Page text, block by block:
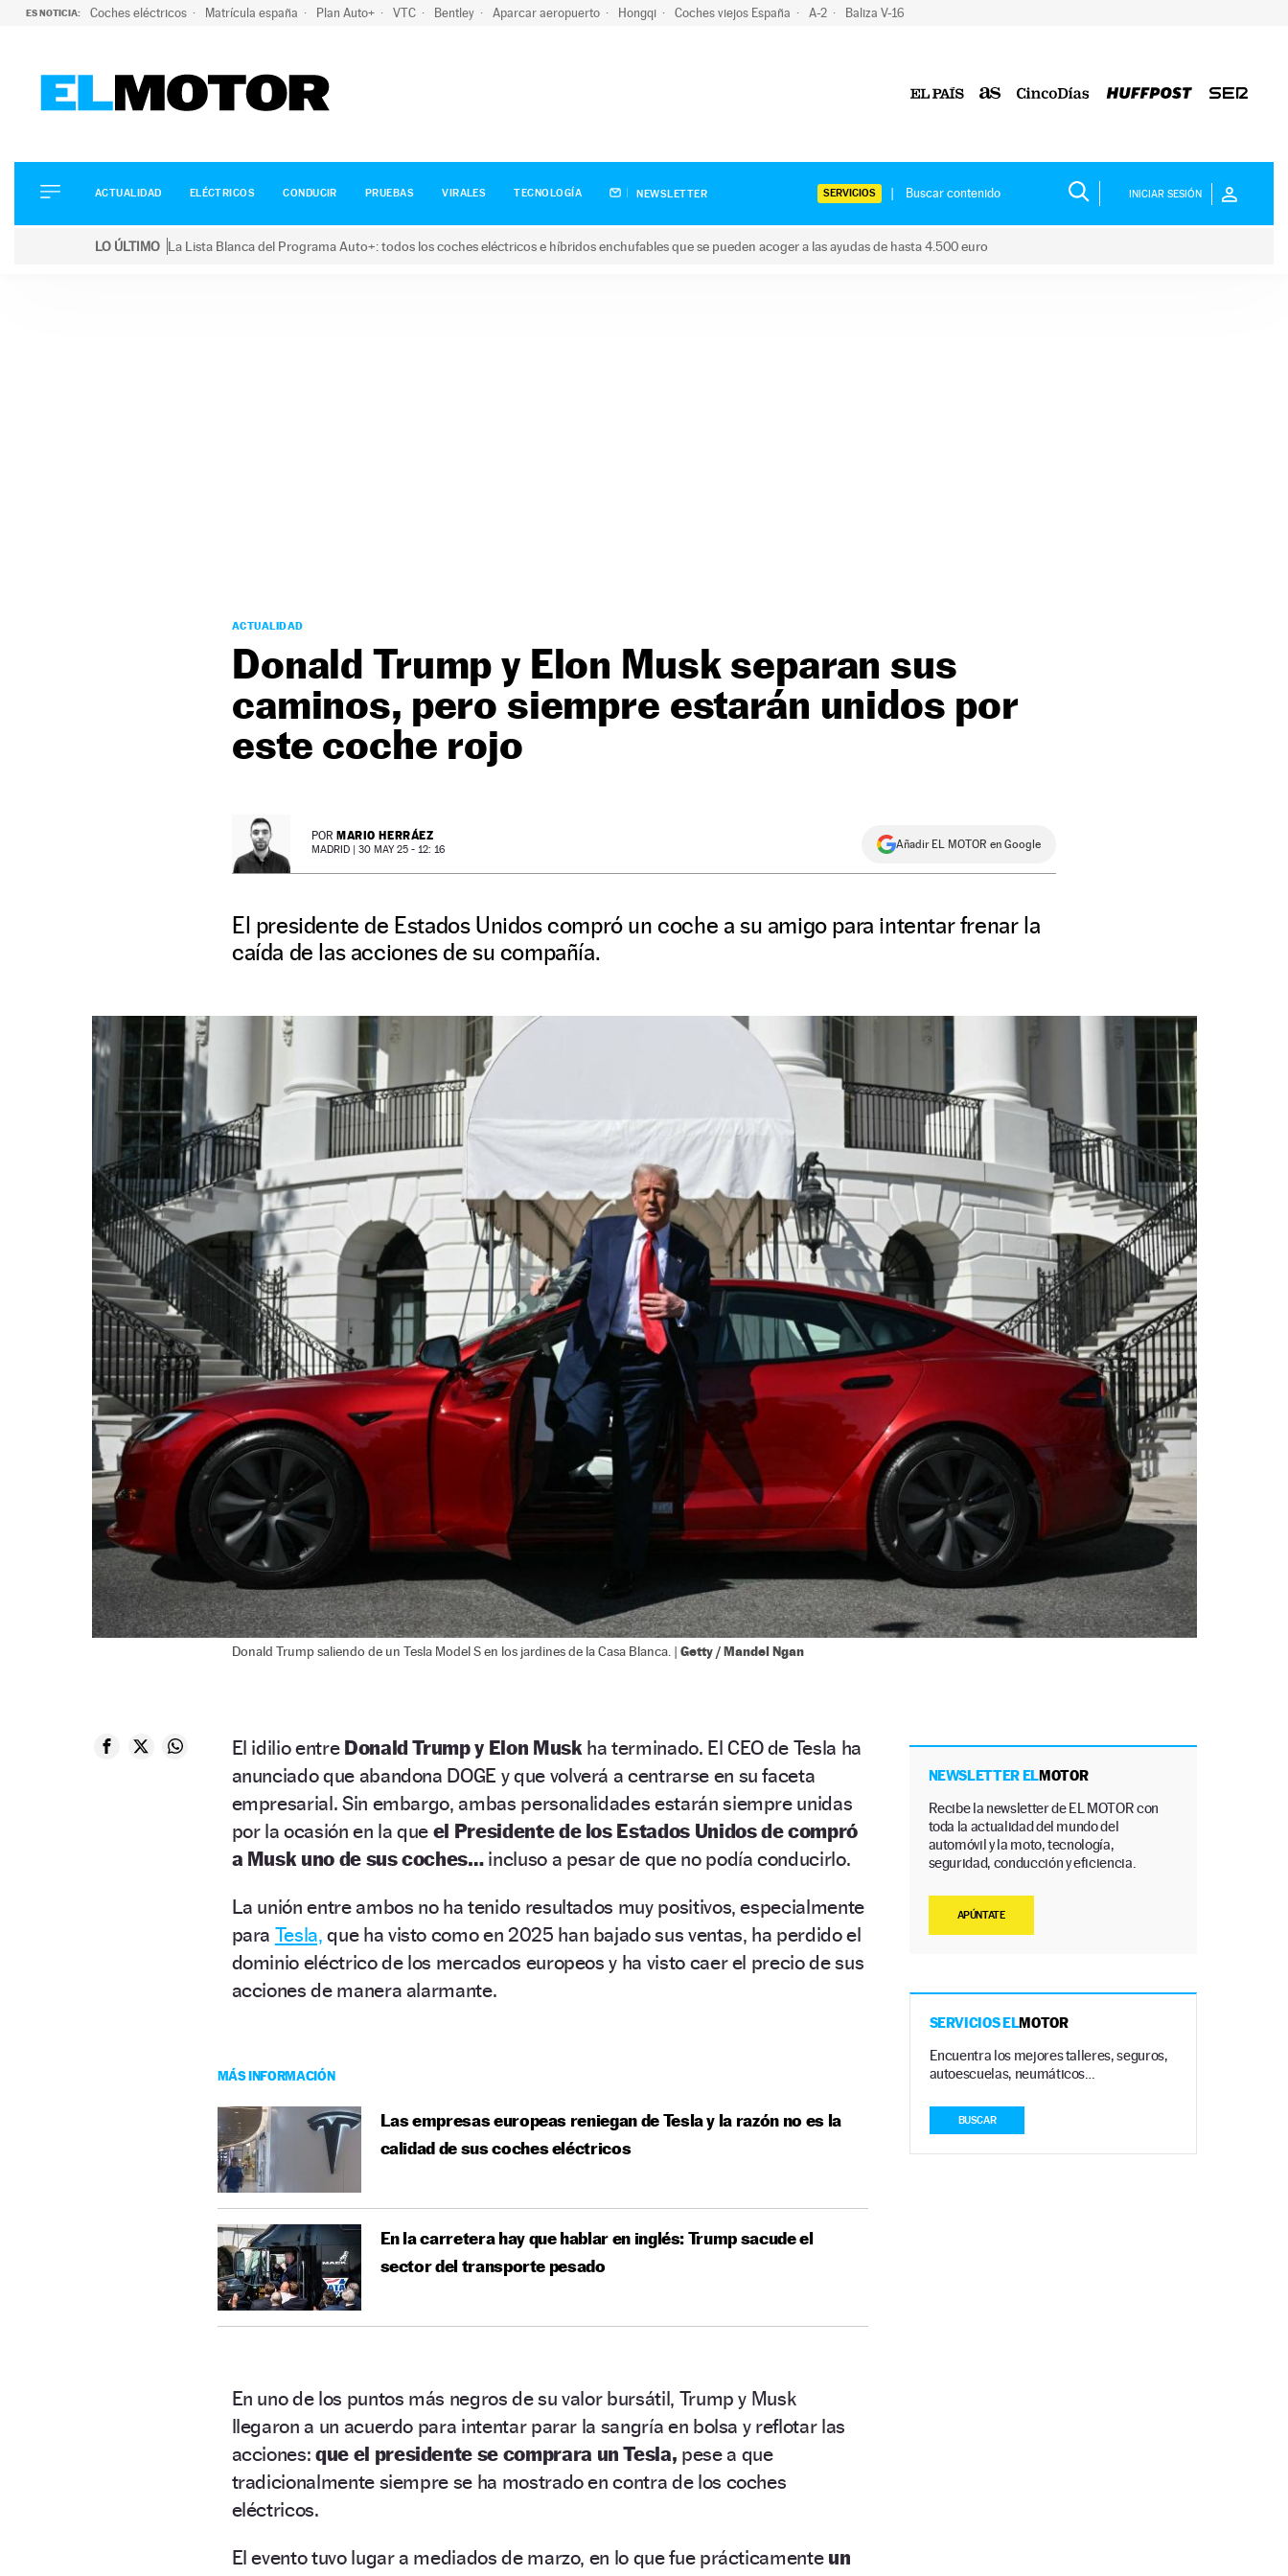
ES NOTICIA: Coches eléctricos Matrícula españa Plan Auto+ VTC Bentley Aparcar aeropuerto Hongqi Coches viejos España A-2 Baliza V-16
ELÉCTRICOS
CONDUCIR
ACTUALIDAD ELÉCTRICOS CONDUCIR PRUEBAS VIRALES TECNOLOGÍA NEWSLETTER SERVICIOS INICIAR SESIÓN
LO ÚLTIMO La Lista Blanca del Programa Auto+: todos los coches eléctricos e híbridos enchufables que se pueden acoger a las ayudas de hasta 4.500 euro
ACTUALIDAD
Donald Trump y Elon Musk separan sus
caminos, pero siempre estarán unidos por
este coche rojo
POR MARIO HERRÁEZ
MADRID | 30 MAY 25 - 12: 16 Añadir EL MOTOR en Google
El presidente de Estados Unidos compró un coche a su amigo para intentar frenar la
caída de las acciones de su compañía.
Donald Trump saliendo de un Tesla Model S en los jardines de la Casa Blanca. | Getty / Mandel Ngan
El idilio entre Donald Trump y Elon Musk ha terminado. El CEO de Tesla ha
anunciado que abandona DOGE y que volverá a centrarse en su faceta
empresarial. Sin embargo, ambas personalidades estarán siempre unidas
por la ocasión en la que el Presidente de los Estados Unidos de compró
a Musk uno de sus coches…incluso a pesar de que no podía conducirlo.
La unión entre ambos no ha tenido resultados muy positivos, especialmente
para Tesla, que ha visto como en 2025 han bajado sus ventas, ha perdido el
dominio eléctrico de los mercados europeos y ha visto caer el precio de sus
acciones de manera alarmante.
MÁS INFORMACIÓN
Las empresas europeas reniegan de Tesla y la razón no es la
calidad de sus coches eléctricos
En la carretera hay que hablar en inglés: Trump sacude el
sector del transporte pesado
En uno de los puntos más negros de su valor bursátil, Trump y Musk
llegaron a un acuerdo para intentar parar la sangría en bolsa y reflotar las
acciones:que el presidente se comprara un Tesla, pese a que
tradicionalmente siempre se ha mostrado en contra de los coches
eléctricos.
El evento tuvo lugar a mediados de marzo, en lo que fue prácticamente un
NEWSLETTER ELMOTOR
Recibe la newsletter de EL MOTOR con
toda la actualidad del mundo del
automóvil y la moto, tecnología,
seguridad, conducción y eficiencia.
APÚNTATE
SERVICIOS ELMOTOR
Encuentra los mejores talleres, seguros,
autoescuelas, neumáticos…
BUSCAR